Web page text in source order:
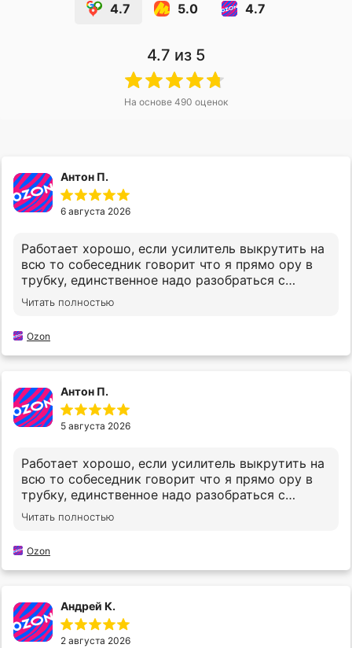
4.7 5.0 4.7
4.7 из 5
На основе 490 оценок
Антон П.
6 августа 2026
Работает хорошо, если усилитель выкрутить на
всю то собеседник говорит что я прямо ору в
трубку, единственное надо разобраться с
шумоподавлением так как при езде вместе с
шумоподавлением, в магнитоле в настройках
блютуз было включено усиление на "очень
высоко", поставил просто высоко и слова
Читать полностью
Ozon
Антон П.
5 августа 2026
Работает хорошо, если усилитель выкрутить на
всю то собеседник говорит что я прямо ору в
трубку, единственное надо разобраться с
шумоподавлением так как при езде вместе с
Читать полностью
Ozon
Андрей К.
2 августа 2026